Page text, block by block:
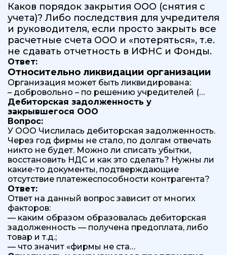
Каков порядок закрытия ООО (снятия с
учета)? Либо последствия для учредителя
и руководителя, если просто закрыть все
расчетные счета ООО и «потеряться», т.е.
не сдавать отчетность в ИФНС и Фонды.
Ответ:
Относительно ликвидации организации
Организация может быть ликвидирована:
– добровольно – по решению учредителей (…
Дебиторская задолженность у
закрывшегося ООО
Вопрос:
У ООО Числилась дебиторская задолженность.
Через год фирмы не стало, по долгам отвечать
никто не будет. Можно ли списать убытки,
восстановить НДС и как это сделать? Нужны ли
какие-то документы, подтверждающие
отсутствие платежеспособности контрагента?
Ответ:
Ответ на данный вопрос зависит от многих
факторов:
— каким образом образовалась дебиторская
задолженность — получена предоплата, либо
товар и т.д.;
— что значит «фирмы не ста…